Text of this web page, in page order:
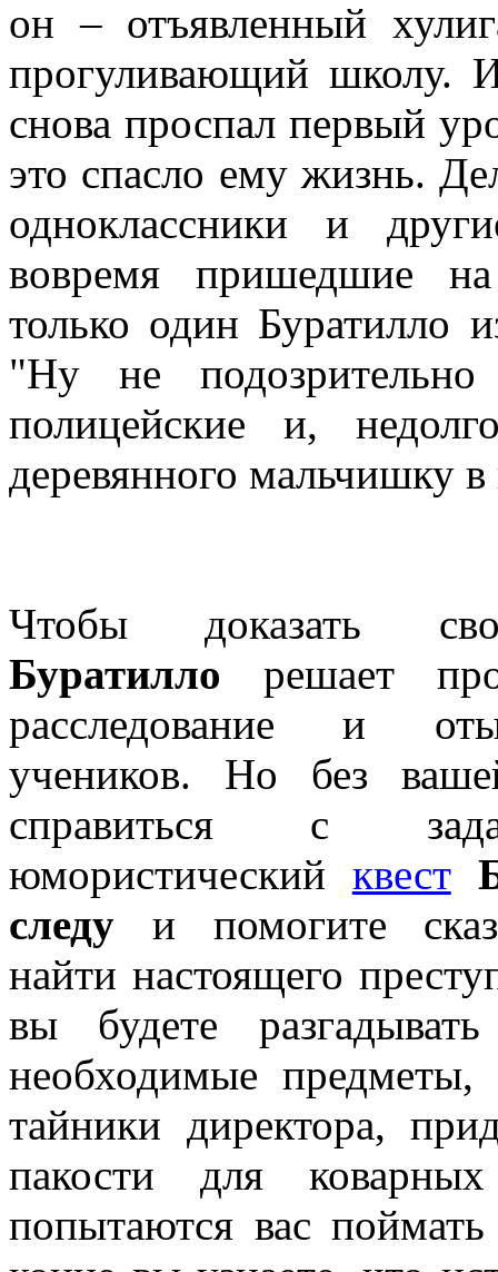
он – отъявленный
прогуливающий школу.
снова проспал первый
это спасло ему жизнь.
одноклассники и
вовремя пришедшие
только один Буратилло
"Ну не
полицейские и,
деревянного мальчишку
Чтобы доказать
Буратилло решает
расследование и
учеников. Но без
справиться с
юмористический квест
следу и помогите
найти настоящего
вы будете
необходимые
тайники директора,
пакости для
попытаются вас